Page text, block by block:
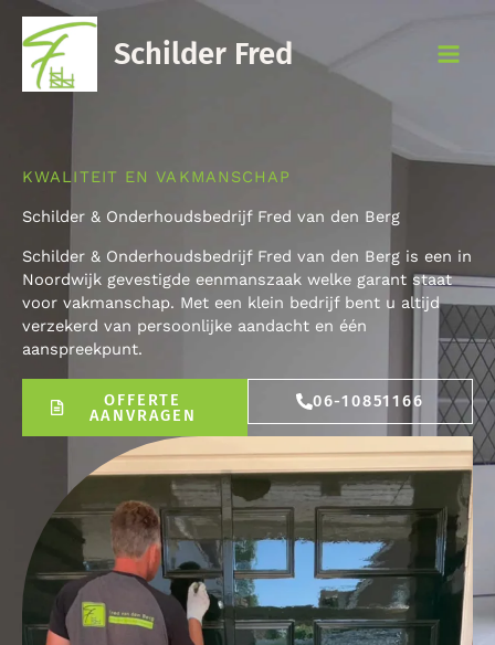
naar
inhoud
Schilder Fred
KWALITEIT EN VAKMANSCHAP
Schilder & Onderhoudsbedrijf Fred van den Berg
Schilder & Onderhoudsbedrijf Fred van den Berg is een in
Noordwijk gevestigde eenmanszaak welke garant staat
voor vakmanschap. Met een klein bedrijf bent u altijd
verzekerd van persoonlijke aandacht en één
aanspreekpunt.
OFFERTE
AANVRAGEN
06-10851166